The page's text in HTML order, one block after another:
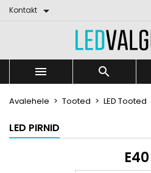
Kontakt 
 
Avalehele Tooted LED Tooted
LED PIRNID
E40